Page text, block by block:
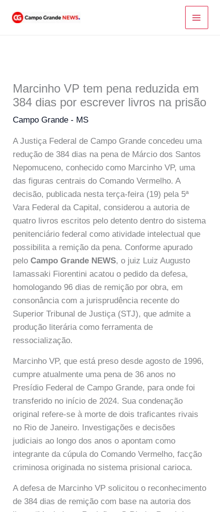
para
Marcinho VP tem pena reduzida em
384 dias por escrever livros na prisão
Campo Grande - MS
A Justiça Federal de Campo Grande concedeu uma
redução de 384 dias na pena de Márcio dos Santos
Nepomuceno, conhecido como Marcinho VP, uma
das figuras centrais do Comando Vermelho. A
decisão, publicada nesta terça-feira (19) pela 5ª
Vara Federal da Capital, considerou a autoria de
quatro livros escritos pelo detento dentro do sistema
penitenciário federal como atividade intelectual que
possibilita a remição da pena. Conforme apurado
peloCampo Grande NEWS, o juiz Luiz Augusto
Iamassaki Fiorentini acatou o pedido da defesa,
homologando 96 dias de remição por obra, em
consonância com a jurisprudência recente do
Superior Tribunal de Justiça (STJ), que admite a
produção literária como ferramenta de
ressocialização.
Marcinho VP, que está preso desde agosto de 1996,
cumpre atualmente uma pena de 36 anos no
Presídio Federal de Campo Grande, para onde foi
transferido no início de 2024. Sua condenação
original refere-se à morte de dois traficantes rivais
no Rio de Janeiro. Investigações e decisões
judiciais ao longo dos anos o apontam como
integrante da cúpula do Comando Vermelho, facção
criminosa originada no sistema prisional carioca.
A defesa de Marcinho VP solicitou o reconhecimento
de 384 dias de remição com base na autoria dos